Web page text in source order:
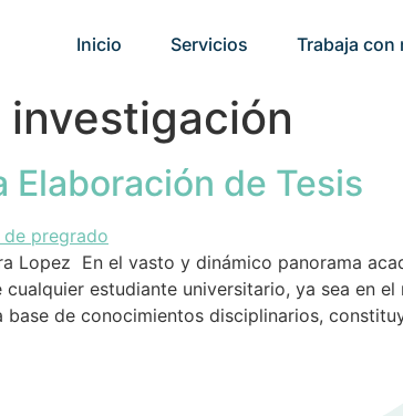
Inicio Servicios Trabaja con
investigación
Elaboración de Tesis
Lopez En el vasto y dinámico panorama
estudiante universitario, ya sea en
base de conocimientos disciplinarios,